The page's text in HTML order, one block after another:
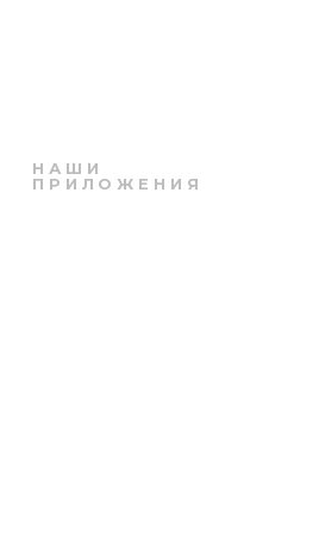
+83 бонуса
НАШИ
ПРИЛОЖЕНИЯ